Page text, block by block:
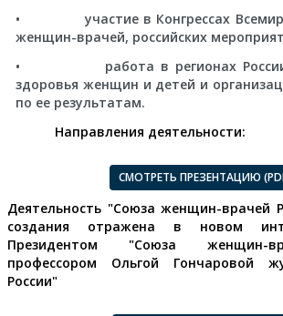
• участие в Конгрессах
женщин-врачей, российских
• работа в регионах России
здоровья женщин и детей и
по ее результатам.
Направления деятельности:
СМОТРЕТЬ ПРЕЗЕНТАЦИЮ
Деятельность "Союза женщин-врачей
создания отражена в новом
Президентом "Союза женщин-
профессором Ольгой Гончаровой
России"